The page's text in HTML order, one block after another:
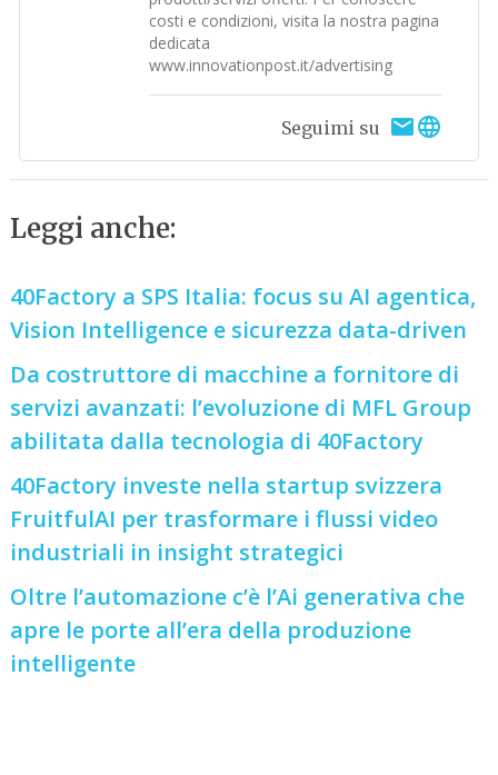
costi e condizioni, visita la nostra pagina
dedicata
www.innovationpost.it/advertising
Seguimi su
Leggi anche:
40Factory a SPS Italia: focus su AI agentica,
Vision Intelligence e sicurezza data-driven
Da costruttore di macchine a fornitore di
servizi avanzati: l’evoluzione di MFL Group
abilitata dalla tecnologia di 40Factory
40Factory investe nella startup svizzera
FruitfulAI per trasformare i flussi video
industriali in insight strategici
Oltre l’automazione c’è l’Ai generativa che
apre le porte all’era della produzione
intelligente